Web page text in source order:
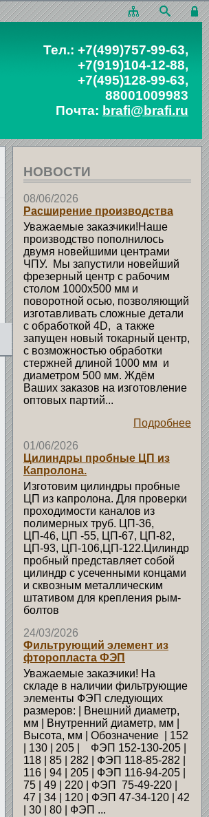
Тел.: +7(499)757-99-63,
+7(919)104-12-88,
+7(495)128-99-63,
88001009983
Почта: brafi@brafi.ru
НОВОСТИ
08/06/2026
Расширение производства
Уважаемые заказчики!Наше
производство пополнилось
двумя новейшими центрами
ЧПУ. Мы запустили новейший
фрезерный центр с рабочим
столом 1000х500 мм и
поворотной осью, позволяющий
изготавливать сложные детали
с обработкой 4D, а также
запущен новый токарный центр,
с возможностью обработки
стержней длиной 1000 мм и
диаметром 500 мм. Ждём
Ваших заказов на изготовление
оптовых партий...
Подробнее
01/06/2026
Цилиндры пробные ЦП из
Капролона.
Изготовим цилиндры пробные
ЦП из капролона. Для проверки
проходимости каналов из
полимерных труб. ЦП-36,
ЦП-46, ЦП -55, ЦП-67, ЦП-82,
ЦП-93, ЦП-106,ЦП-122.Цилиндр
пробный представляет собой
цилиндр с усеченными концами
и сквозным металлическим
штативом для крепления рым-
болтов
24/03/2026
Фильтрующий элемент из
фторопласта ФЭП
Уважаемые заказчики! На
складе в наличии фильтрующие
элементы ФЭП следующих
размеров: | Внешний диаметр,
мм | Внутренний диаметр, мм |
Высота, мм | Обозначение | 152
| 130 | 205 | ФЭП 152-130-205 |
118 | 85 | 282 | ФЭП 118-85-282 |
116 | 94 | 205 | ФЭП 116-94-205 |
75 | 49 | 220 | ФЭП 75-49-220 |
47 | 34 | 120 | ФЭП 47-34-120 | 42
| 30 | 80 | ФЭП ...